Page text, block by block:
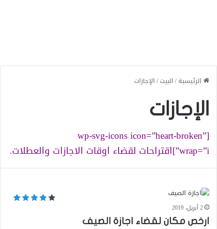
الرئيسية/البيت/الإجازات
الإجازات
[wp-svg-icons icon=”heart-broken”
wrap=”i”]اقتراحات لقضاء اوقات الاجازات والعطلات.
2 أبريل، 2019
ارخص مكان لقضاء اجازة الصيف